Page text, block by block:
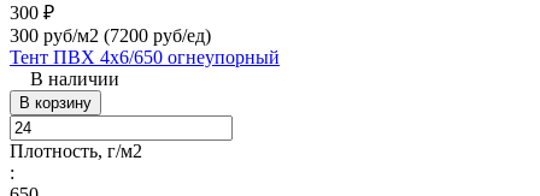
300 ₽
300 руб/м2 (7200 руб/eд)
Тент ПВХ 4х6/650 огнеупорный
В наличии
В корзину
Плотность, г/м2
: